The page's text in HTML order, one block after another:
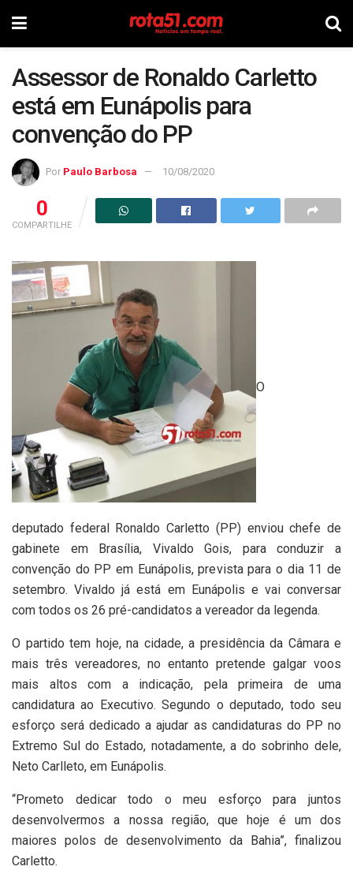
Assessor de Ronaldo Carletto
está em Eunápolis para
convenção do PP
Por Paulo Barbosa 10/08/2020
0
COMPARTILHE
O
deputado federal Ronaldo Carletto (PP) enviou chefe de
gabinete em Brasília, Vivaldo Gois, para conduzir a
convenção do PP em Eunápolis, prevista para o dia 11 de
setembro. Vivaldo já está em Eunápolis e vai conversar
com todos os 26 pré-candidatos a vereador da legenda.
O partido tem hoje, na cidade, a presidência da Câmara e
mais três vereadores, no entanto pretende galgar voos
mais altos com a indicação, pela primeira de uma
candidatura ao Executivo. Segundo o deputado, todo seu
esforço será dedicado a ajudar as candidaturas do PP no
Extremo Sul do Estado, notadamente, a do sobrinho dele,
Neto Carlleto, em Eunápolis.
“Prometo dedicar todo o meu esforço para juntos
desenvolvermos a nossa região, que hoje é um dos
maiores polos de desenvolvimento da Bahia”, finalizou
Carletto.